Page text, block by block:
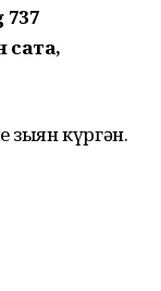
737
зыян күргән.